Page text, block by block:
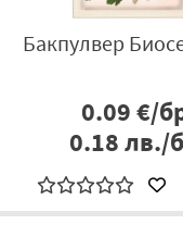
Сминдух Биосет
0.98€/бр
1.92лв./